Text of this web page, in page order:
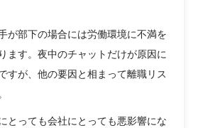
が部下の場合には労働環境に不満を
ます。夜中のチャットだけが原因に
すが、他の要因と相まって離職リス
とっても会社にとっても悪影響にな